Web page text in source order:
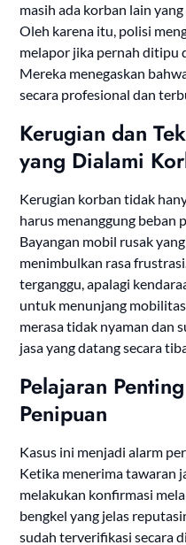
masih ada korban lain
Oleh karena itu, polisi
melapor jika pernah ditipu
Mereka menegaskan
secara profesional dan
Kerugian dan
yang Dialami
Kerugian korban tidak
harus menanggung beban
Bayangan mobil rusak
menimbulkan rasa
terganggu, apalagi
untuk menunjang
merasa tidak nyaman dan
jasa yang datang secara
Pelajaran
Penipuan
Kasus ini menjadi alarm
Ketika menerima tawaran
melakukan konfirmasi
bengkel yang jelas
sudah terverifikasi secara